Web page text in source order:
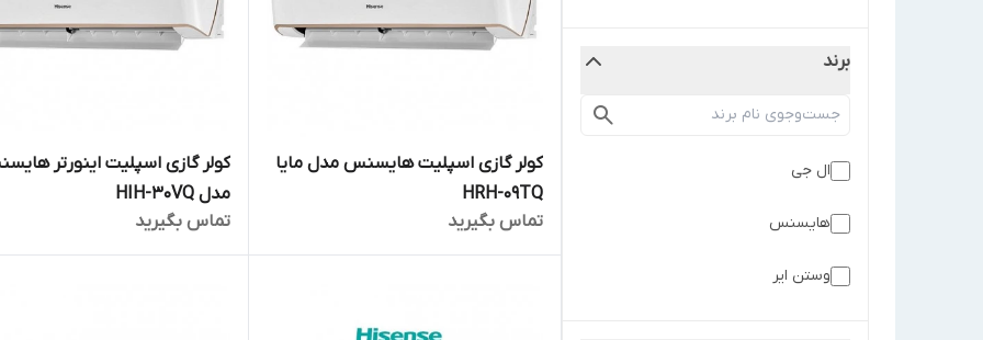
برند
ال جی
هایسنس
وستن ایر
کولر گازی اسپلیت هایسنس مدل مایا
HRH-09TQ
تماس بگیرید
کولر گازی اسپلیت اینورتر
مدل HIH-30VQ
تماس بگیرید